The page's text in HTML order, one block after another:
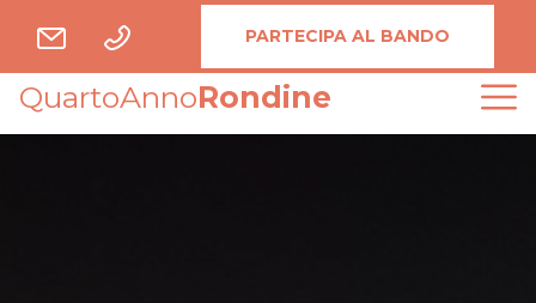
PARTECIPA AL BANDO
QuartoAnnoRondine